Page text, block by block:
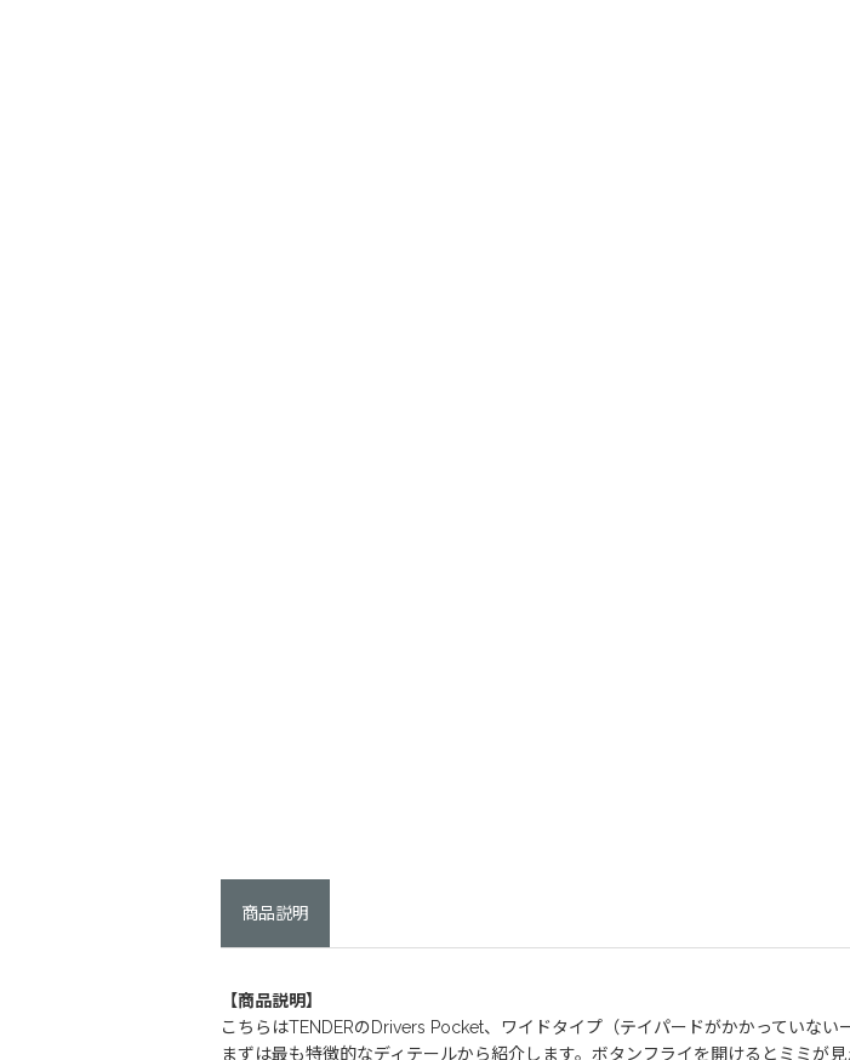
商品説明
【商品説明】
こちらはTENDERのDrivers Pocket、ワイドタイプ（テイパードがかかっていない
まずは最も特徴的なディテールから紹介します。ボタンフライを開けるとミミが